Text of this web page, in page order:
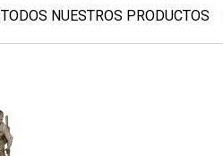
TODOS NUESTROS PRODUCTOS